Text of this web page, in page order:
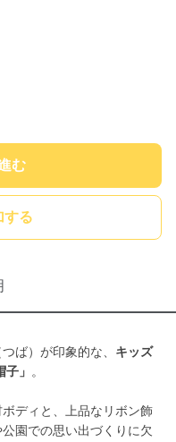
む
する
ば）が印象的な、 キッズ
」 。
ディと、上品なリボン飾
園での思い出づくりに欠